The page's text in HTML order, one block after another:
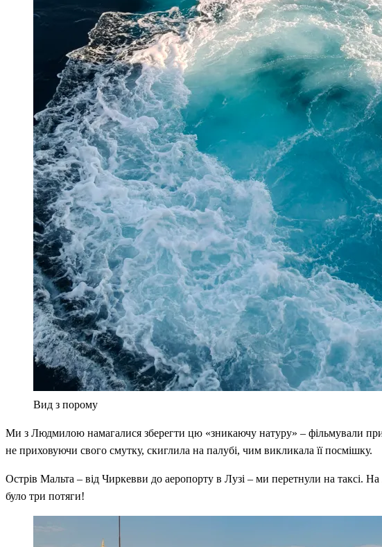
Вид з порому
Ми з Людмилою намагалися зберегти цю «зникаючу натуру» – фільмували
не приховуючи свого смутку, скиглила на палубі, чим викликала її посмішку.
Острів Мальта – від Чиркевви до аеропорту в Лузі – ми перетнули на таксі.
було три потяги!